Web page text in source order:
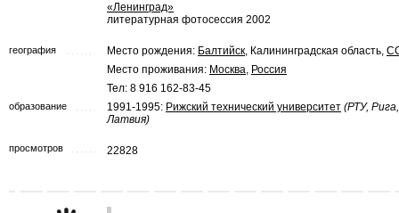
«Ленинград»
литературная фотосессия 2002
география Место рождения: Балтийск, Калининградская область,
Место проживания: Москва, Россия
Тел: 8 916 162-83-45
образование 1991-1995: Рижский технический университет (РТУ, Рига,
Латвия)
просмотров 22828